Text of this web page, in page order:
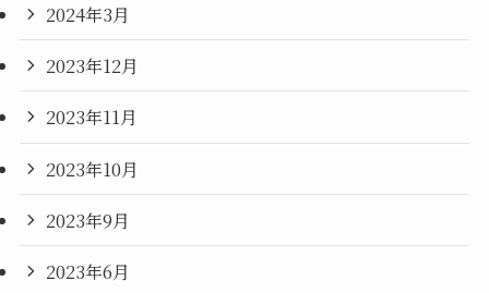
2024年3月
2023年12月
2023年11月
2023年10月
2023年9月
2023年6月